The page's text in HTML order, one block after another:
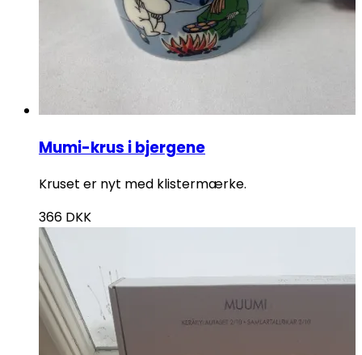
Mumi-krus i bjergene
Kruset er nyt med klistermærke.
366 DKK